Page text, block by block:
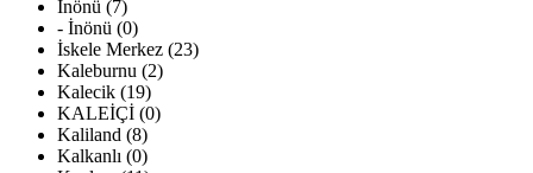
İnönü (7)
- İnönü (0)
İskele Merkez (23)
Kaleburnu (2)
Kalecik (19)
KALEİÇİ (0)
Kaliland (8)
Kalkanlı (0)